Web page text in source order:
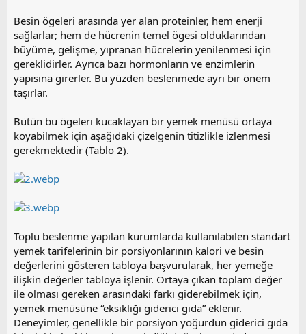
Besin ögeleri arasında yer alan proteinler, hem enerji
sağlarlar; hem de hücrenin temel ögesi olduklarından
büyüme, gelişme, yıpranan hücrelerin yenilenmesi için
gereklidirler. Ayrıca bazı hormonların ve enzimlerin
yapısına girerler. Bu yüzden beslenmede ayrı bir önem
taşırlar.
Bütün bu ögeleri kucaklayan bir yemek menüsü ortaya
koyabilmek için aşağıdaki çizelgenin titizlikle izlenmesi
gerekmektedir (Tablo 2).
Toplu beslenme yapılan kurumlarda kullanılabilen standart
yemek tarifelerinin bir porsiyonlarının kalori ve besin
değerlerini gösteren tabloya başvurularak, her yemeğe
ilişkin değerler tabloya işlenir. Ortaya çıkan toplam değer
ile olması gereken arasındaki farkı giderebilmek için,
yemek menüsüne “eksikliği giderici gıda” eklenir.
Deneyimler, genellikle bir porsiyon yoğurdun giderici gıda